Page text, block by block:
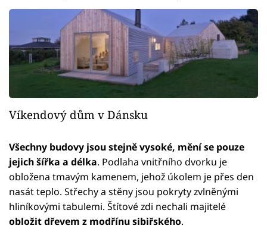
Víkendový dům v Dánsku
Všechny budovy jsou stejně vysoké, mění se pouze
jejich šířka a délka. Podlaha vnitřního dvorku je
obložena tmavým kamenem, jehož úkolem je přes den
nasát teplo. Střechy a stěny jsou pokryty zvlněnými
hliníkovými tabulemi. Štítové zdi nechali majitelé
obložit dřevem z modřínu sibiřského.